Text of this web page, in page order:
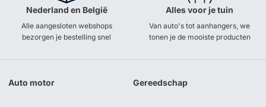
Nederland en België
Alle aangesloten webshops
bezorgen je bestelling snel
Alles voor je tuin
Van auto's tot aanhangers, we
tonen je de mooiste producten
Auto motor Gereedschap